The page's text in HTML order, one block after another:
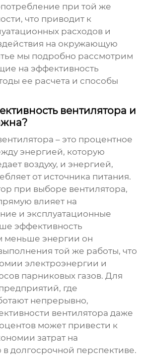
при той же
что приводит к
расходов и
на окружающую
мы подробно рассмотрим
наэффективность
ее расчета и способы
вентилятора и
– это процентное
энергией, которую
воздуху, и энергией,
от источника питания.
при выборе вентилятора,
влияет на
и эксплуатационные
эффективность
меньше энергии он
той же работы, что
электроэнергии и
парниковых газов. Для
где
непрерывно,
вентилятора даже
может привести к
затрат на
долгосрочной перспективе.